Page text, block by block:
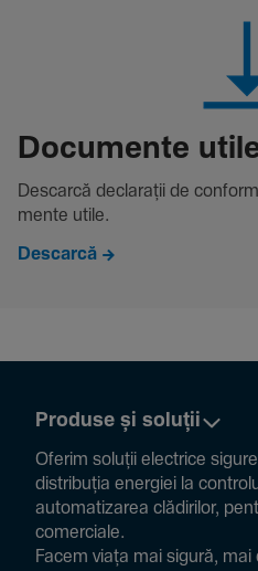
Docu­mente
Descarcă decla­rații de
mente utile.
Descarcă
Produse și soluții
Oferim soluții electrice
distribuția energiei la
auto­ma­ti­zarea clădi­rilor,
comer­ciale.
Facem viața mai sigură,